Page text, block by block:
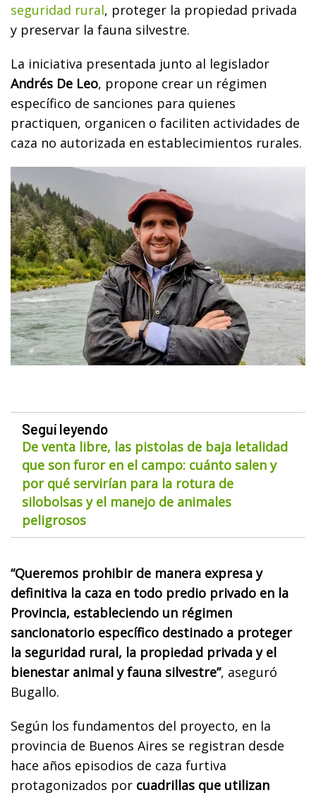
seguridad rural, proteger la propiedad privada
y preservar la fauna silvestre.
La iniciativa presentada junto al legislador
Andrés De Leo, propone crear un régimen
específico de sanciones para quienes
practiquen, organicen o faciliten actividades de
caza no autorizada en establecimientos rurales.
Seguí leyendo
De venta libre, las pistolas de baja letalidad
que son furor en el campo: cuánto salen y
por qué servirían para la rotura de
silobolsas y el manejo de animales
peligrosos
“Queremos prohibir de manera expresa y
definitiva la caza en todo predio privado en la
Provincia, estableciendo un régimen
sancionatorio específico destinado a proteger
la seguridad rural, la propiedad privada y el
bienestar animal y fauna silvestre”, aseguró
Bugallo.
Según los fundamentos del proyecto, en la
provincia de Buenos Aires se registran desde
hace años episodios de caza furtiva
protagonizados por cuadrillas que utilizan